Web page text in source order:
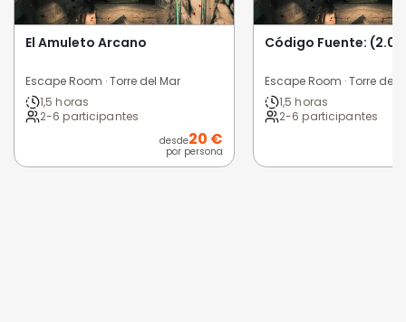
El Amuleto Arcano
Escape Room · Torre del Mar
1,5 horas
2-6 participantes
desde20 €
por persona
Código Fuente: (2.0)
Escape Room · Torre del
1,5 horas
2-6 participantes